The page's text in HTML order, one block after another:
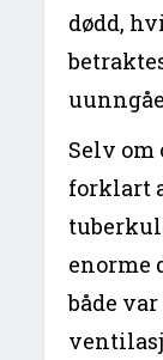
dødd,
Selv om
forklart
enorme
både